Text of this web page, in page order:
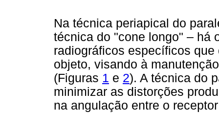
Na técnica periapical do
técnica do "cone longo" – há
radiográficos específicos
objeto, visando à
(Figuras 1 e 2). A técnica do
minimizar as distorções
na angulação entre o